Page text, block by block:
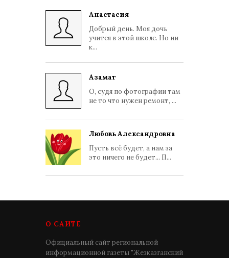
Анастасия
Добрый день. Моя дочь
учится в этой школе. Но ни
к...
Азамат
О, судя по фотографии там
не то что нужен ремонт, ...
Любовь Александровна
Пусть всё будет, а нам за
это ничего не будет... П...
О САЙТЕ
Официальный сайт региональной
информационной газеты "Жезказганский